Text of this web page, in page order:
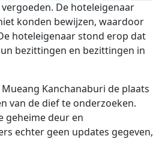
De hoteleigenaar
konden bewijzen, waardoor
hoteleigenaar stond erop dat
bezittingen en bezittingen in
Kanchanaburi de plaats
van de dief te onderzoeken.
geheime deur en
echter geen updates gegeven,